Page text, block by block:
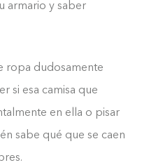
armario y saber
ropa dudosamente
si esa camisa que
en ella o pisar
sabe qué que se caen